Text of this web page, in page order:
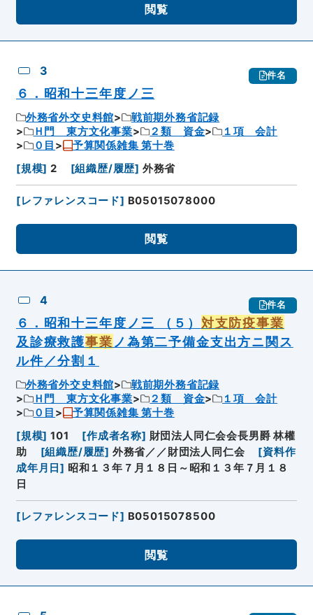
閲覧
3 件名
６．昭和十三年度ノ三
外務省外交史料館
戦前期外務省記録
Ｈ門 東方文化事業
２類 資金
１項 会計
０目
予算関係雑集 第十巻
[規模] 2 [組織歴/履歴] 外務省
[レファレンスコード] B05015078000
閲覧
4 件名
６．昭和十三年度ノ三 （５） 対支防疫事業
及診療救護事業 ノ為第二予備金支出方ニ関ス
ル件／分割１
外務省外交史料館
戦前期外務省記録
Ｈ門 東方文化事業
２類 資金
１項 会計
０目
予算関係雑集 第十巻
[規模] 101 [作成者名称] 財団法人同仁会会長男爵 林權
助
[組織歴/履歴] 外務省／／財団法人同仁会 [資料作
成年月日] 昭和１３年７月１８日～昭和１３年７月１８
日
[レファレンスコード] B05015078500
閲覧